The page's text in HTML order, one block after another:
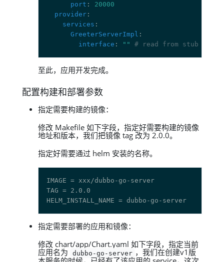
port : 20000
provider
services
GreeterServerImpl
interface : "" # read from stub
至此，应用开发完成。
配置构建和部署参数
指定需要构建的镜像：
修改 Makefile 如下字段，指定好需要构建的镜像
地址和版本，我们把镜像 tag 改为 2.0.0。
指定好需要通过 helm 安装的名称。
指定需要部署的应用和镜像：
修改 chart/app/Chart.yaml 如下字段，指定当前
应用名为
dubbo-go-server ，我们在创建v1版